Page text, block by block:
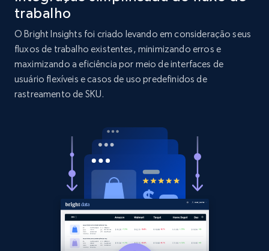
1.9K+
Amazon products search
Asin, URL, Name, Sponsored, Initial price, Final
price, Currency, Sold, and more.
181+ Comece agora
URL, Product id, Title, Product description,
Rating, Reviews count, Initial price, Discount,
and more.
trabalho
O Bright Insights foi criado levando em consideração seus
fluxos de trabalho existentes, minimizando erros e
maximizando a eficiência por meio de interfaces de
usuário flexíveis e casos de uso predefinidos de
rastreamento de SKU.